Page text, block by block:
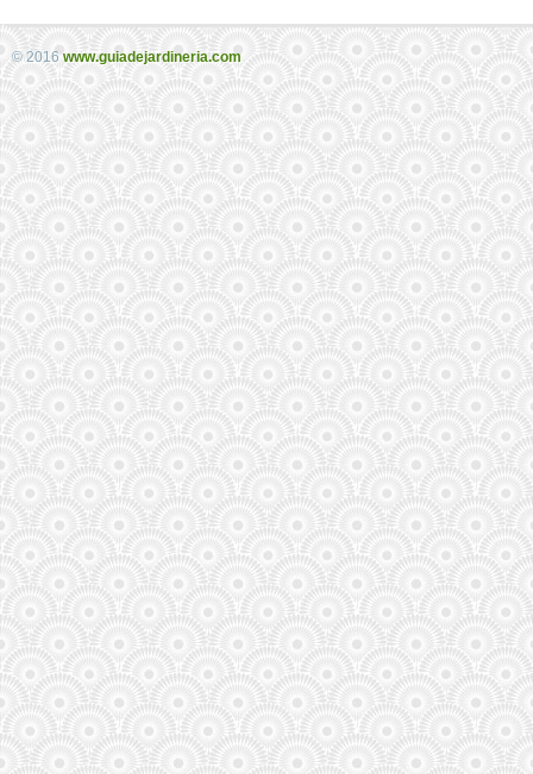
© 2016www.guiadejardineria.com